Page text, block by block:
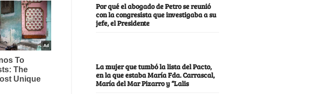
Por qué el abogado de Petro se reunió
con la congresista que investigaba a su
jefe, el Presidente
La mujer que tumbó la lista del Pacto,
en la que estaba María Fda. Carrascal,
María del Mar Pizarro y “Lalis